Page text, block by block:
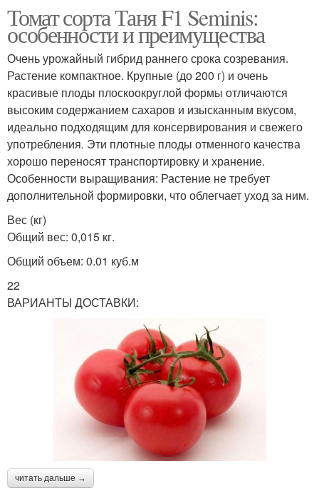
Томат сорта Таня F1 Seminis:
особенности и преимущества
Очень урожайный гибрид раннего срока созревания.
Растение компактное. Крупные (до 200 г) и очень
красивые плоды плоскоокруглой формы отличаются
высоким содержанием сахаров и изысканным вкусом,
идеально подходящим для консервирования и свежего
употребления. Эти плотные плоды отменного качества
хорошо переносят транспортировку и хранение.
Особенности выращивания: Растение не требует
дополнительной формировки, что облегчает уход за ним.
Вес (кг)
Общий вес: 0,015 кг.
Общий объем: 0.01 куб.м
22
ВАРИАНТЫ ДОСТАВКИ:
читать дальше →